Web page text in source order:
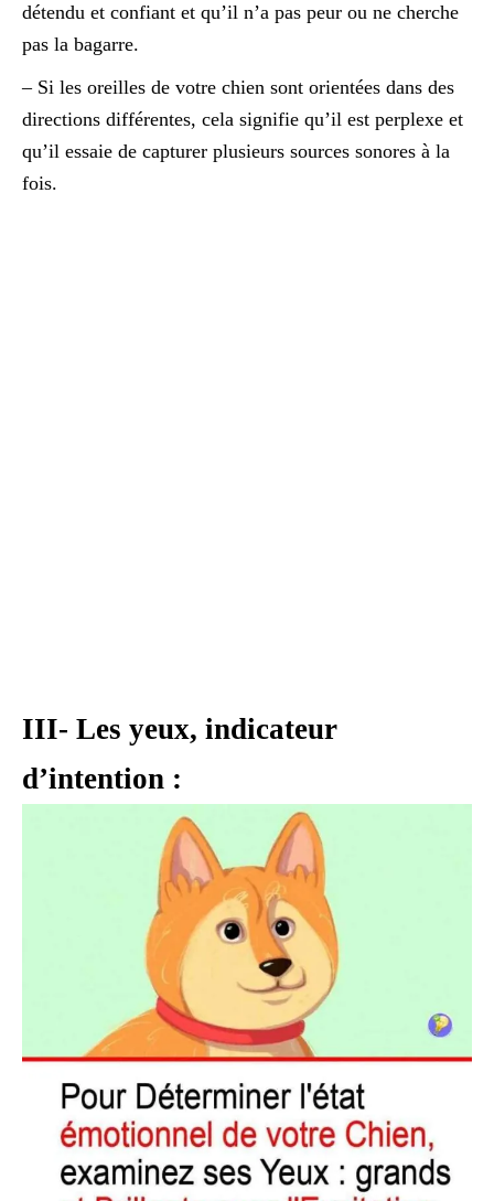
détendu et confiant et qu’il n’a pas peur ou ne cherche
pas la bagarre.
– Si les oreilles de votre chien sont orientées dans des
directions différentes, cela signifie qu’il est perplexe et
qu’il essaie de capturer plusieurs sources sonores à la
fois.
III- Les yeux, indicateur
d’intention :